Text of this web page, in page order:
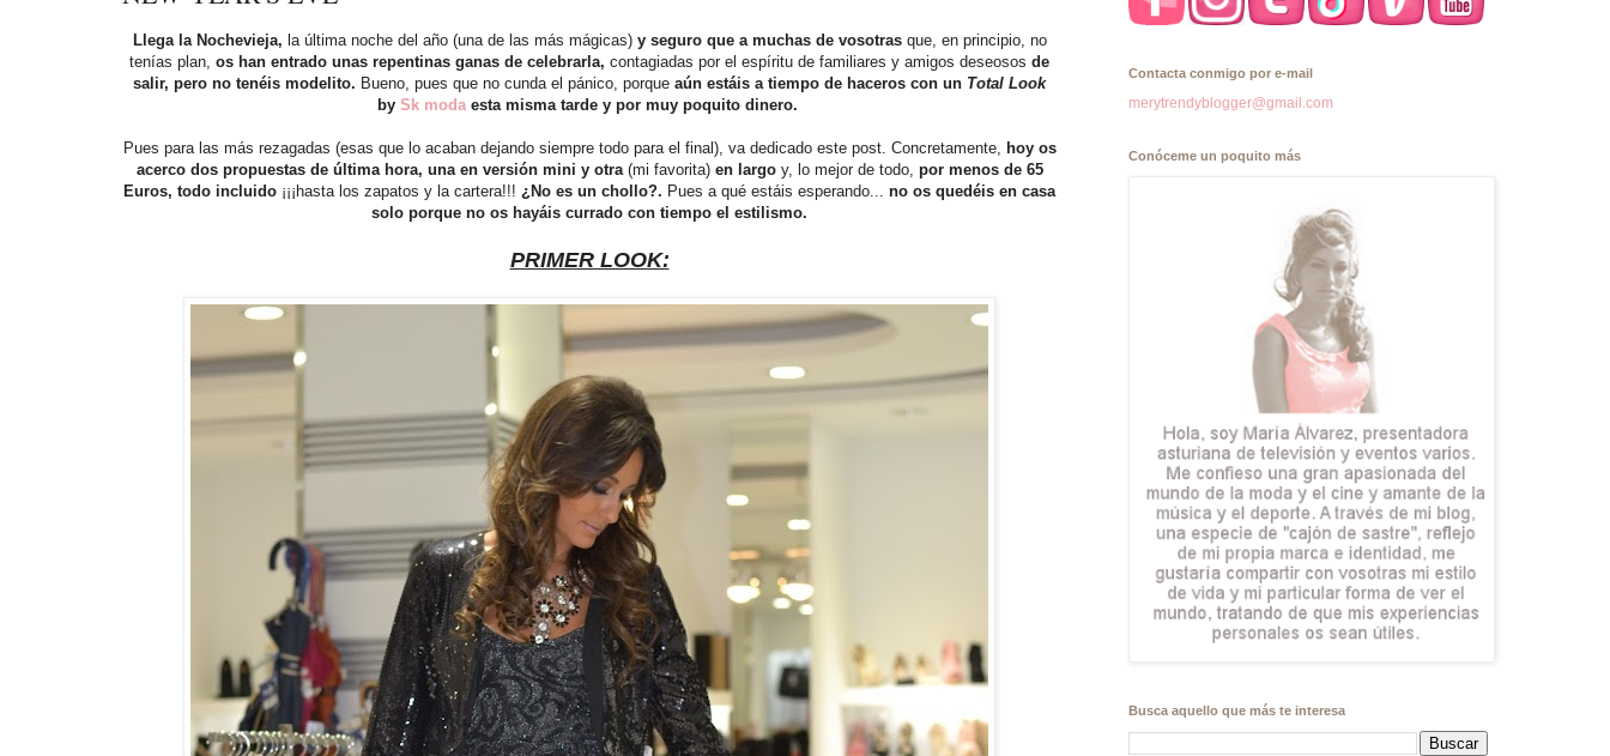
Llega la Nochevieja, la última noche del año (una de las más mágicas)y seguro que a muchas de vosotrasque, en principio, no
tenías plan, os han entrado unas repentinas ganas de celebrarla, contagiadas por el espíritu de familiares y amigos deseosos de
salir, pero no tenéis modelito. Bueno, pues que no cunda el pánico, porque aún estáis a tiempo de haceros con un Total Look
by Sk modaesta misma tarde y por muy poquito dinero.
Pues para las más rezagadas (esas que lo acaban dejando siempre todo para el final), va dedicado este post. Concretamente, hoy os
acerco dos propuestas de última hora, una en versión mini y otra(mi favorita) en largo y, lo mejor de todo, por menos de 65
Euros, todo incluido ¡¡¡hasta los zapatos y la cartera!!! ¿No es un chollo?. Pues a qué estáis esperando... no os quedéis en casa
solo porque no os hayáis currado con tiempo el estilismo.
PRIMER LOOK:
Contacta conmigo por e-mail
merytrendyblogger@gmail.com
Conóceme un poquito más
Busca aquello que más te interesa